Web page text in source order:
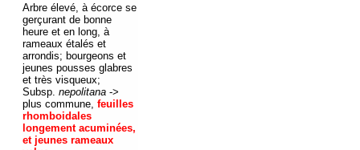
Arbre élevé, à écorce se
gerçurant de bonne
heure et en long, à
rameaux étalés et
arrondis; bourgeons et
jeunes pousses glabres
et très visqueux;
Subsp.nepolitana ->
plus commune, feuilles
rhomboidales
longement acuminées,
et jeunes rameaux